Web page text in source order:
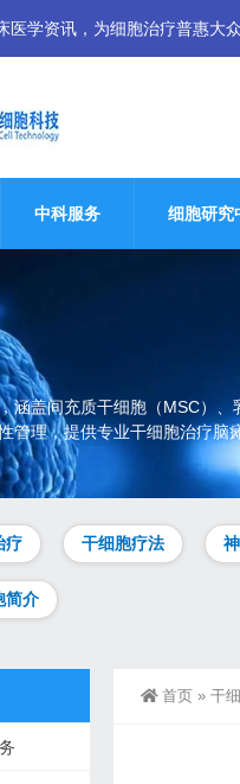
医学资讯，为细胞治疗普惠大
中科服务 细胞研究
涵盖间充质干细胞（MSC）
管理，提供专业干细胞治疗脑
疗 干细胞疗法
简介
首页 » 干